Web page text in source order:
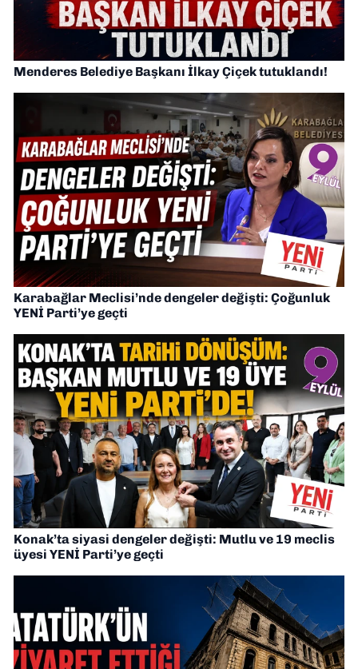
Menderes Belediye Başkanı İlkay Çiçek tutuklandı!
Karabağlar Meclisi’nde dengeler değişti: Çoğunluk
YENİ Parti’ye geçti
Konak’ta siyasi dengeler değişti: Mutlu ve 19 meclis
üyesi YENİ Parti’ye geçti